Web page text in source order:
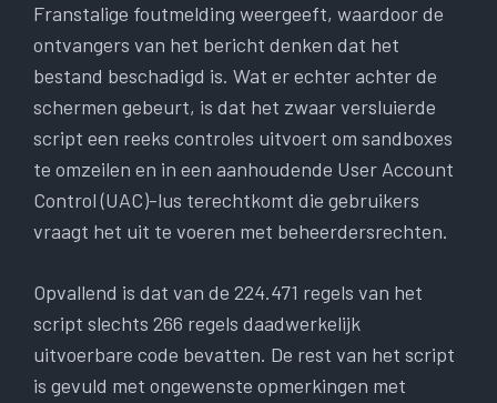
Franstalige foutmelding weergeeft, waardoor de
ontvangers van het bericht denken dat het
bestand beschadigd is. Wat er echter achter de
schermen gebeurt, is dat het zwaar versluierde
script een reeks controles uitvoert om sandboxes
te omzeilen en in een aanhoudende User Account
Control (UAC)-lus terechtkomt die gebruikers
vraagt ​​het uit te voeren met beheerdersrechten.
Opvallend is dat van de 224.471 regels van het
script slechts 266 regels daadwerkelijk
uitvoerbare code bevatten. De rest van het script
is gevuld met ongewenste opmerkingen met